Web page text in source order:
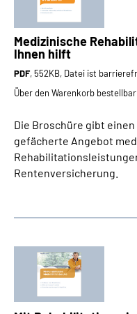
Medizinische
Ihnen hilft
PDF, 552KB, Datei ist
Über den Warenkorb
Die Broschüre gibt
gefächerte Angebot
Rentenversicherung.